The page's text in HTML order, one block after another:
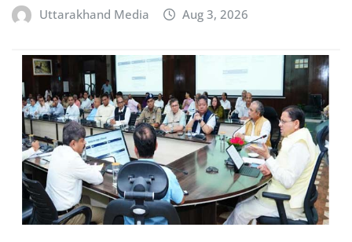
Uttarakhand Media Aug 3, 2026